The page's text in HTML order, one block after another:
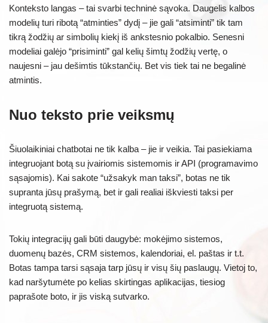
Konteksto langas – tai svarbi techninė sąvoka. Daugelis kalbos
modelių turi ribotą “atminties” dydį – jie gali “atsiminti” tik tam
tikrą žodžių ar simbolių kiekį iš ankstesnio pokalbio. Senesni
modeliai galėjo “prisiminti” gal kelių šimtų žodžių vertę, o
naujesni – jau dešimtis tūkstančių. Bet vis tiek tai ne begalinė
atmintis.
Nuo teksto prie veiksmų
Šiuolaikiniai chatbotai ne tik kalba – jie ir veikia. Tai pasiekiama
integruojant botą su įvairiomis sistemomis ir API (programavimo
sąsajomis). Kai sakote “užsakyk man taksi”, botas ne tik
supranta jūsų prašymą, bet ir gali realiai iškviesti taksi per
integruotą sistemą.
Tokių integracijų gali būti daugybė: mokėjimo sistemos,
duomenų bazės, CRM sistemos, kalendoriai, el. paštas ir t.t.
Botas tampa tarsi sąsaja tarp jūsų ir visų šių paslaugų. Vietoj to,
kad naršytumėte po kelias skirtingas aplikacijas, tiesiog
paprašote boto, ir jis viską sutvarko.